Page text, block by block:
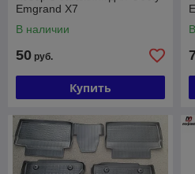
Emgrand X7
В наличии
50 руб.
Купить